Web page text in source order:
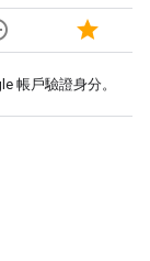
star
帳戶驗證身分。